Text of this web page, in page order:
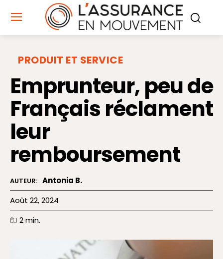
PRODUIT ET SERVICE
Emprunteur, peu de
Français réclament
leur
remboursement
AUTEUR: Antonia B.
Août 22, 2024
2min.